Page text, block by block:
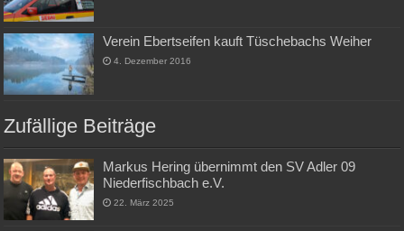
Verein Ebertseifen kauft Tüschebachs Weiher
4. Dezember 2016
Zufällige Beiträge
Markus Hering übernimmt den SV Adler 09
Niederfischbach e.V.
22. März 2025